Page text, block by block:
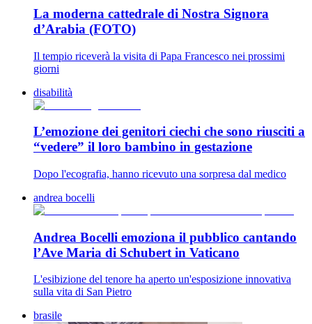
La moderna cattedrale di Nostra Signora
d’Arabia (FOTO)
Il tempio riceverà la visita di Papa Francesco nei prossimi
giorni
disabilità
L’emozione dei genitori ciechi che sono riusciti a
“vedere” il loro bambino in gestazione
Dopo l'ecografia, hanno ricevuto una sorpresa dal medico
andrea bocelli
Andrea Bocelli emoziona il pubblico cantando
l’Ave Maria di Schubert in Vaticano
L'esibizione del tenore ha aperto un'esposizione innovativa
sulla vita di San Pietro
brasile